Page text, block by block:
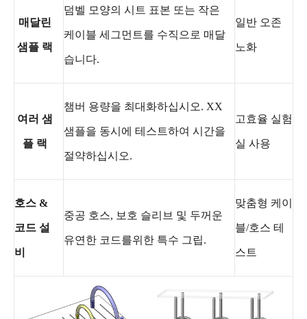
매달린
샘플 랙
덤벨 모양의 시트 표본 또는 작은
케이블 세그먼트를 수직으로 매달
습니다.
일반 오존
노화
여러 샘
플 랙
챔버 용량을 최대화하십시오. XX
샘플을 동시에 테스트하여 시간을
절약하십시오.
고효율 실험
실 사용
호스 &
코드 설
비
중공 호스, 보호 슬리브 및 두꺼운
유연한 코드를위한 특수 그립.
맞춤형 케이
블/호스 테
스트